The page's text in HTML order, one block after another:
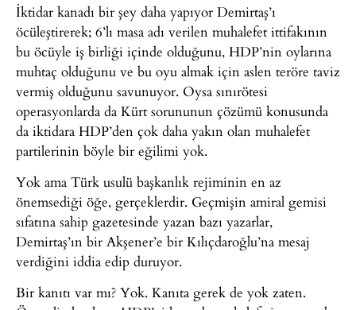
İktidar kanadı bir şey daha yapıyor Demirtaş’ı
öcüleştirerek; 6’lı masa adı verilen muhalefet ittifakının
bu öcüyle iş birliği içinde olduğunu, HDP’nin oylarına
muhtaç olduğunu ve bu oyu almak için aslen teröre taviz
vermiş olduğunu savunuyor. Oysa sınırötesi
operasyonlarda da Kürt sorununun çözümü konusunda
da iktidara HDP’den çok daha yakın olan muhalefet
partilerinin böyle bir eğilimi yok.
Yok ama Türk usulü başkanlık rejiminin en az
önemsediği öğe, gerçeklerdir. Geçmişin amiral gemisi
sıfatına sahip gazetesinde yazan bazı yazarlar,
Demirtaş’ın bir Akşener’e bir Kılıçdaroğlu’na mesaj
verdiğini iddia edip duruyor.
Bir kanıtı var mı? Yok. Kanıta gerek de yok zaten.